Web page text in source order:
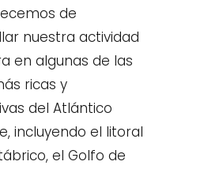
de
nuestra actividad
en algunas de las
ricas y
del Atlántico
incluyendo el litoral
el Golfo de